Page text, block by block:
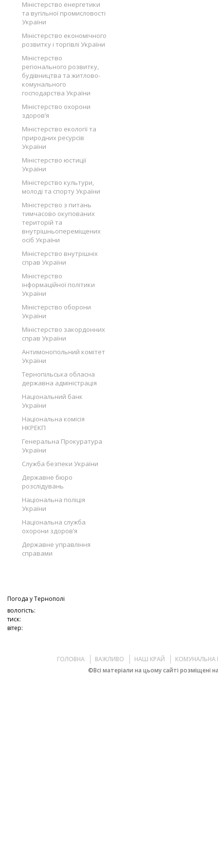
Міністерство енергетики
та вугільної промисловості
України
Міністерство економічного
розвитку і торгівлі України
Міністерство
регіонального розвитку,
будівництва та житлово-
комунального
господарства України
Міністерство охорони
здоров’я
Міністерство екології та
природних ресурсів
України
Міністерство юстиції
України
Міністерство культури,
молоді та спорту України
Міністерство з питань
тимчасово окупованих
територій та
внутрішньопереміщених
осіб України
Міністерство внутрішніх
справ України
Міністерство
інформаційної політики
України
Міністерство оборони
України
Міністерство закордонних
справ України
Антимонопольний комітет
України
Тернопільська обласна
державна адміністрація
Національний банк
України
Національна комісія
НКРЕКП
Генеральна Прокуратура
України
Служба безпеки України
Державне бюро
розслідувань
Національна поліція
України
Національна служба
охорони здоров’я
Державне управління
справами
Погода уТернополі
вологість:
тиск:
вітер:
ГОЛОВНА ВАЖЛИВО НАШ КРАЙ
КОМУНАЛЬНА
©Всі матеріали на цьому сайті розміщені